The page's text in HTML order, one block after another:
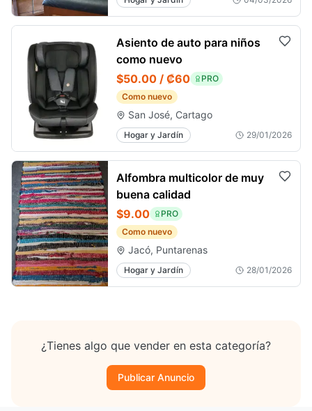
Asiento de auto para niños
como nuevo
$50.00 / ₡60
PRO
Como nuevo
San José, Cartago
Hogar y Jardín 29/01/2026
Alfombra multicolor de muy
buena calidad
$9.00
PRO
Como nuevo
Jacó, Puntarenas
Hogar y Jardín 28/01/2026
¿Tienes algo que vender en esta categoría?
Publicar Anuncio